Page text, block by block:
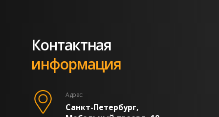
Контактная
информация
Адрес:
Санкт-Петербург,